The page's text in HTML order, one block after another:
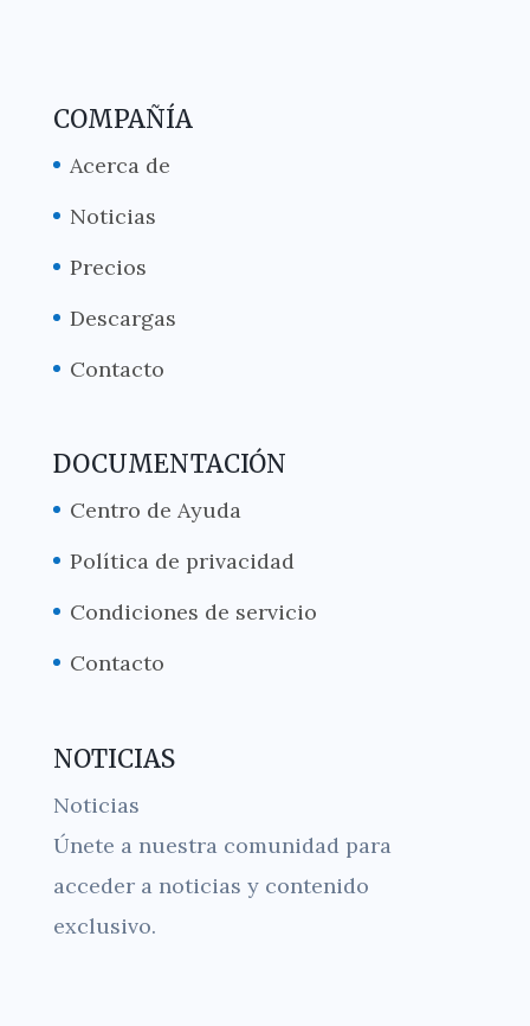
COMPAÑÍA
Acerca de
Noticias
Precios
Descargas
Contacto
DOCUMENTACIÓN
Centro de Ayuda
Política de privacidad
Condiciones de servicio
Contacto
NOTICIAS
Noticias
Únete a nuestra comunidad para
acceder a noticias y contenido
exclusivo.